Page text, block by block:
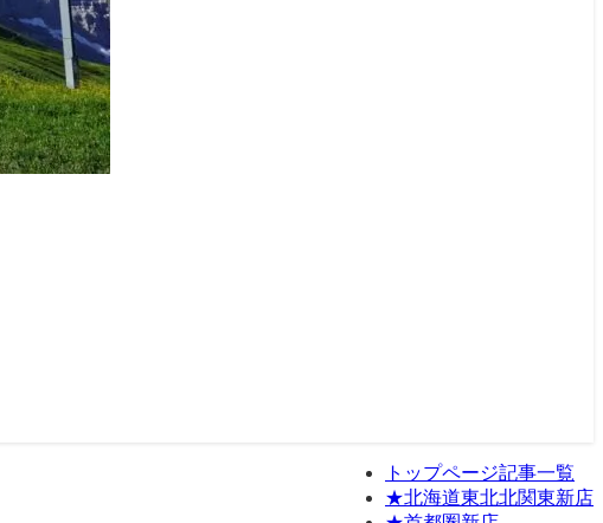
トップページ記事一覧
★北海道東北北関東新店